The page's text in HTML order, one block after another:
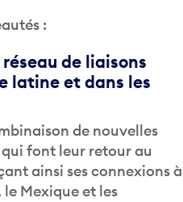
:
de liaisons
latine et dans les
de nouvelles
font leur retour au
ainsi ses connexions à
le Mexique et les